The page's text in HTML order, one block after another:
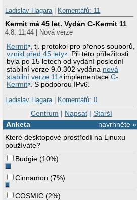
Ladislav Hagara| Komentářů: 11
Kermit má 45 let. Vydán C-Kermit 11
4.8. 11:44 | Nová verze
Kermit , tj. protokol pro přenos souborů,
vznikl před 45 lety . Při této příležitosti
byla po 15 letech od vydání poslední
stabilní verze 9.0.302 vydána nová
stabilní verze 11
implementaceC-
Kermit . S podporou IPv6.
Ladislav Hagara| Komentářů: 0
Centrum | Napsat| Starší
navrhněte »
Anketa
Které desktopové prostředí na Linuxu
používáte?
Budgie (10%)
Cinnamon (7%)
COSMIC (2%)